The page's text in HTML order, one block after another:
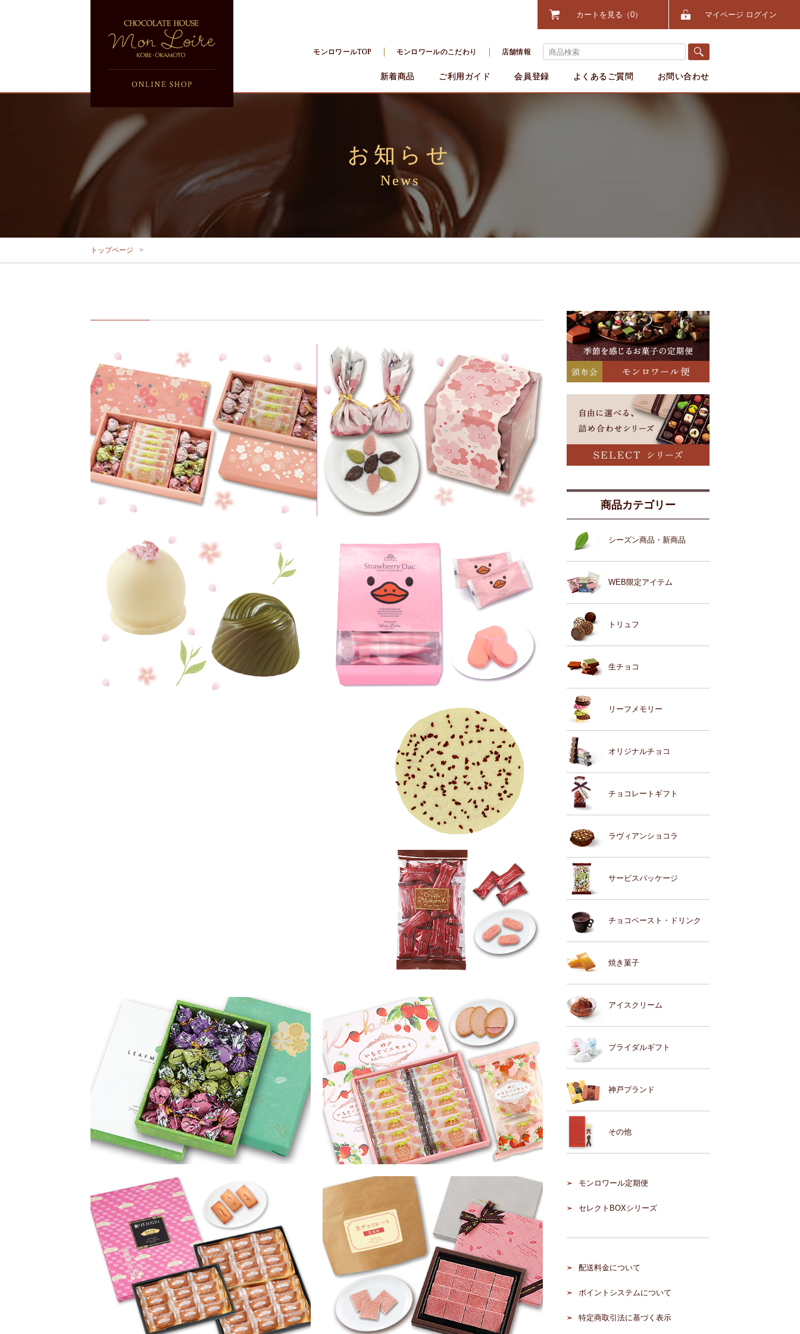
カートを見る 0 マイページ ログイン
モンロワールTOP モンロワールのこだわり 店舗情報
新着商品 ご利用ガイド 会員登録 よくあるご質問 お問い合わせ
お知らせ
News
トップページ
商品カテゴリー
シーズン商品・新商品
WEB限定アイテム
トリュフ
生チョコ
リーフメモリー
オリジナルチョコ
チョコレートギフト
ラヴィアンショコラ
サービスパッケージ
チョコペースト・ドリンク
焼き菓子
アイスクリーム
ブライダルギフト
神戸ブランド
その他
モンロワール定期便
セレクトBOXシリーズ
配送料金について
ポイントシステムについて
特定商取引法に基づく表示